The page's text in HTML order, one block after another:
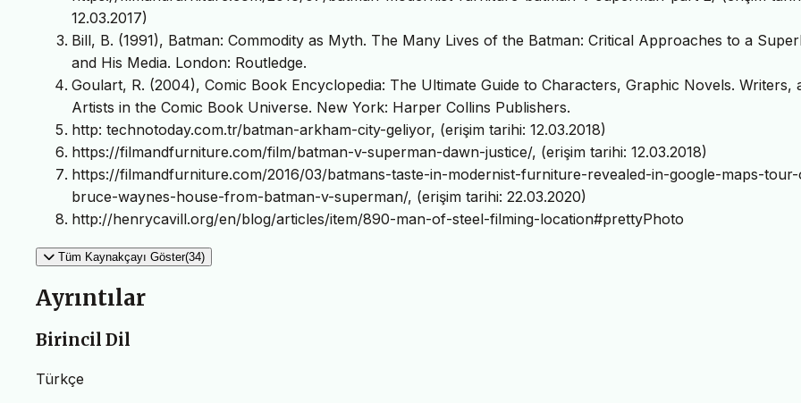
12.03.2017)
Bill, B. (1991), Batman: Commodity as Myth. The Many Lives of the Batman: Critical Approaches to a
and His Media. London: Routledge.
Goulart, R. (2004), Comic Book Encyclopedia: The Ultimate Guide to Characters, Graphic Novels. Writers,
Artists in the Comic Book Universe. New York: Harper Collins Publishers.
http: technotoday.com.tr/batman-arkham-city-geliyor, (erişim tarihi: 12.03.2018)
https://filmandfurniture.com/film/batman-v-superman-dawn-justice/, (erişim tarihi: 12.03.2018)
https://filmandfurniture.com/2016/03/batmans-taste-in-modernist-furniture-revealed-in-google-maps-
bruce-waynes-house-from-batman-v-superman/, (erişim tarihi: 22.03.2020)
http://henrycavill.org/en/blog/articles/item/890-man-of-steel-filming-location#prettyPhoto
Tüm Kaynakçayı Göster(34)
Ayrıntılar
Birincil Dil
Türkçe